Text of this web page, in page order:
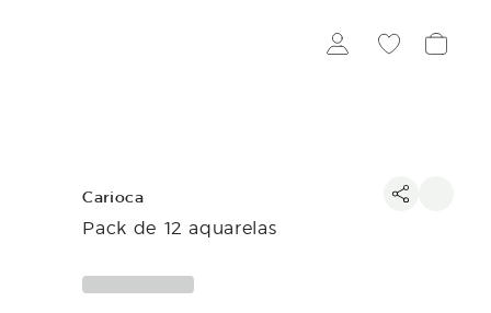
Carioca
Pack de 12 aquarelas